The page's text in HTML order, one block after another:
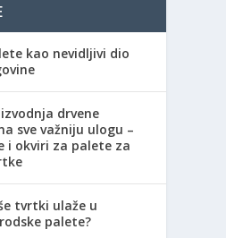
kao nevidljivi dio
drvene
sve važniju ulogu –
i okviri za palete za
tvrtki ulaže u
palete?